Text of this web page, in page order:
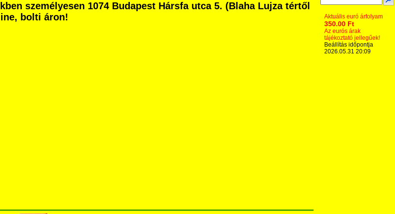
személyesen 1074 Budapest Hársfa utca 5. (Blaha Lujza tértől
bolti áron!
Aktuális euró árfolyam
350.00 Ft
Az eurós árak
tájékoztató jellegűek!
Beállítás időpontja
2026.05.31 20:09